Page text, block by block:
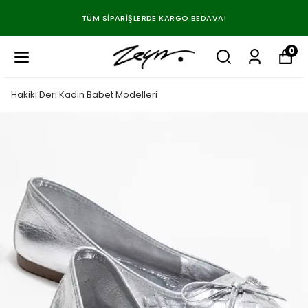
TÜM SIPARIŞLERDE KARGO BEDAVA!
0
Hakiki Deri Kadın Babet Modelleri